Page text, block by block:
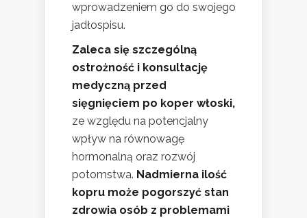
wprowadzeniem go do swojego
jadłospisu.
Zaleca się szczególną
ostrożność i konsultację
medyczną przed
sięgnięciem po koper włoski,
ze względu na potencjalny
wpływ na równowagę
hormonalną oraz rozwój
potomstwa. Nadmierna ilość
kopru może pogorszyć stan
zdrowia osób z problemami